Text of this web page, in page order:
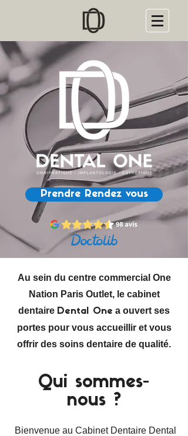
Prendre Rendez vous
Au sein du centre commercial One
Nation Paris Outlet, le cabinet
dentaire Dental One a ouvert ses
portes pour vous accueillir et vous
offrir des soins dentaire de qualité.
Qui sommes-
nous ?
Bienvenue au Cabinet Dentaire Dental